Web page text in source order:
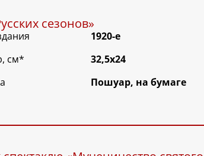
сезонов»
1920-е
см*
32,5х24
Пошуар, на бумаге